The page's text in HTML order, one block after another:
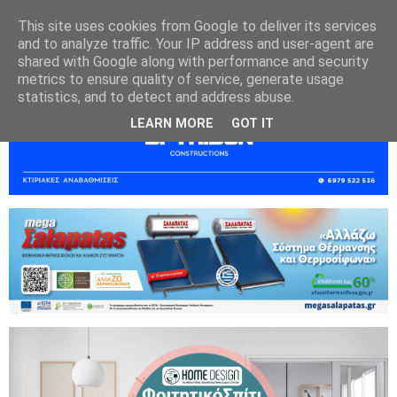
This site uses cookies from Google to deliver its services
and to analyze traffic. Your IP address and user-agent are
shared with Google along with performance and security
metrics to ensure quality of service, generate usage
statistics, and to detect and address abuse.
LEARN MORE GOT IT